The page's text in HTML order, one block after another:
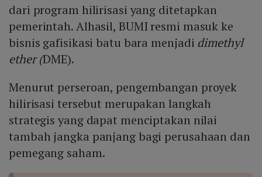
dari program hilirisasi yang ditetapkan
pemerintah. Alhasil, BUMI resmi masuk ke
bisnis gafisikasi batu bara menjadi dimethyl
ether (DME).
Menurut perseroan, pengembangan proyek
hilirisasi tersebut merupakan langkah
strategis yang dapat menciptakan nilai
tambah jangka panjang bagi perusahaan dan
pemegang saham.